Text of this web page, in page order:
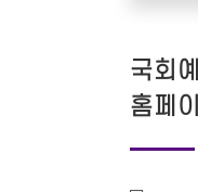
국회
홈페